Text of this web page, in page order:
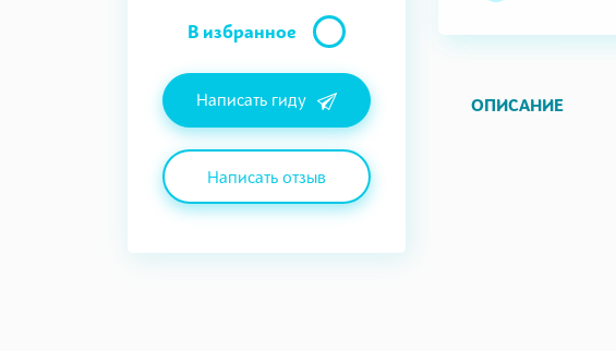
В избранное
Написать гиду
Написать отзыв
ОПИСАНИЕ